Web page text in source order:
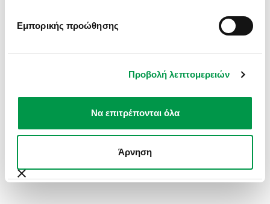
Εμπορικής προώθησης
Προβολή λεπτομερειών
Να επιτρέπονται όλα
Άρνηση